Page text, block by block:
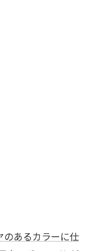
のあるカラーに仕